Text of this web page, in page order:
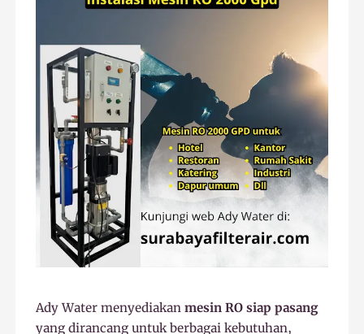
Ady Water menyediakanmesin RO siap pasang
yang dirancang untuk berbagai kebutuhan,